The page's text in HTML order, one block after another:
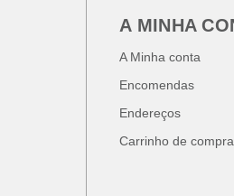
A MINHA
A Minha conta
Encomendas
Endereços
Carrinho de